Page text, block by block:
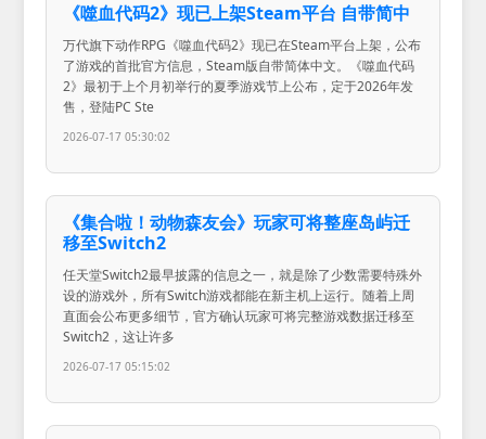
《噬血代码2》现已上架Steam平台 自带简中
万代旗下动作RPG《噬血代码2》现已在Steam平台上架，公布
了游戏的首批官方信息，Steam版自带简体中文。《噬血代码
2》最初于上个月初举行的夏季游戏节上公布，定于2026年发
售，登陆PC Ste
2026-07-17 05:30:02
《集合啦！动物森友会》玩家可将整座岛屿迁
移至Switch2
任天堂Switch2最早披露的信息之一，就是除了少数需要特殊外
设的游戏外，所有Switch游戏都能在新主机上运行。随着上周
直面会公布更多细节，官方确认玩家可将完整游戏数据迁移至
Switch2，这让许多
2026-07-17 05:15:02